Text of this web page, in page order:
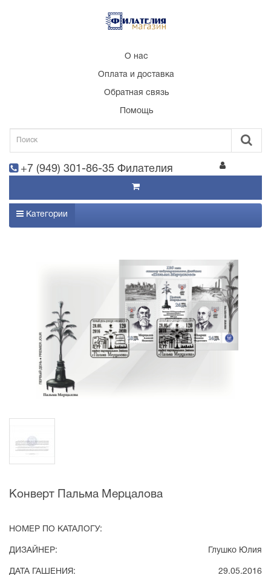
О нас
Оплата и доставка
Обратная связь
Помощь
+7 (949) 301-86-35 Филателия
Категории
Конверт Пальма Мерцалова
НОМЕР ПО КАТАЛОГУ:
ДИЗАЙНЕР: Глушко Юлия
ДАТА ГАШЕНИЯ: 29.05.2016